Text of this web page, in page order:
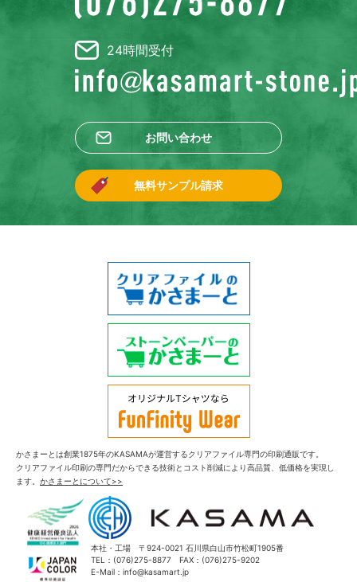
24時間受付
お問い合わせ
無料サンプル請求
かさまーとは創業1875年のKASAMAが運営するクリアファイル専門の印刷通販です。
クリアファイル印刷の専門だからできる技術とコスト削減により高品質、低価格を実現し
ます。 かさまーとについて>>
本社・工場 〒924-0021 石川県白山市竹松町1905番
TEL：(076)275-8877 FAX：(076)275-9202
E-Mail：info@kasamart.jp